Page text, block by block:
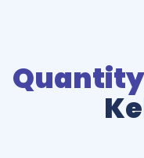
Quantity